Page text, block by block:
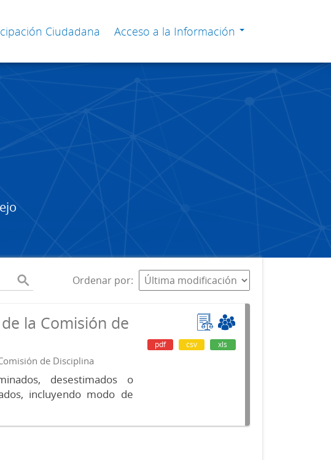
Ciudadana Acceso a la Información
Ordenar por
la Comisión de
de Disciplina
desestimados o
incluyendo modo de
pdf csv xls